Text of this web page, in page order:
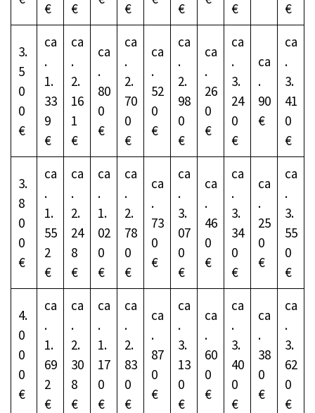
€ € € € € €
3.
5
0
0
€
ca
.
1.
33
9
€
ca
.
2.
16
1
€
ca
.
80
0
€
ca
.
2.
70
0
€
ca
.
52
0
€
ca
.
2.
98
0
€
ca
.
26
0
€
ca
.
3.
24
0
€
ca
.
90
€
ca
.
3.
41
0
€
3.
8
0
0
€
ca
.
1.
55
2
€
ca
.
2.
24
8
€
ca
.
1.
02
0
€
ca
.
2.
78
0
€
ca
.
73
0
€
ca
.
3.
07
0
€
ca
.
46
0
€
ca
.
3.
34
0
€
ca
.
25
0
€
ca
.
3.
55
0
€
4.
0
0
0
€
ca
.
1.
69
2
€
ca
.
2.
30
8
€
ca
.
1.
17
0
€
ca
.
2.
83
0
€
ca
.
87
0
€
ca
.
3.
13
0
€
ca
.
60
0
€
ca
.
3.
40
0
€
ca
.
38
0
€
ca
.
3.
62
0
€